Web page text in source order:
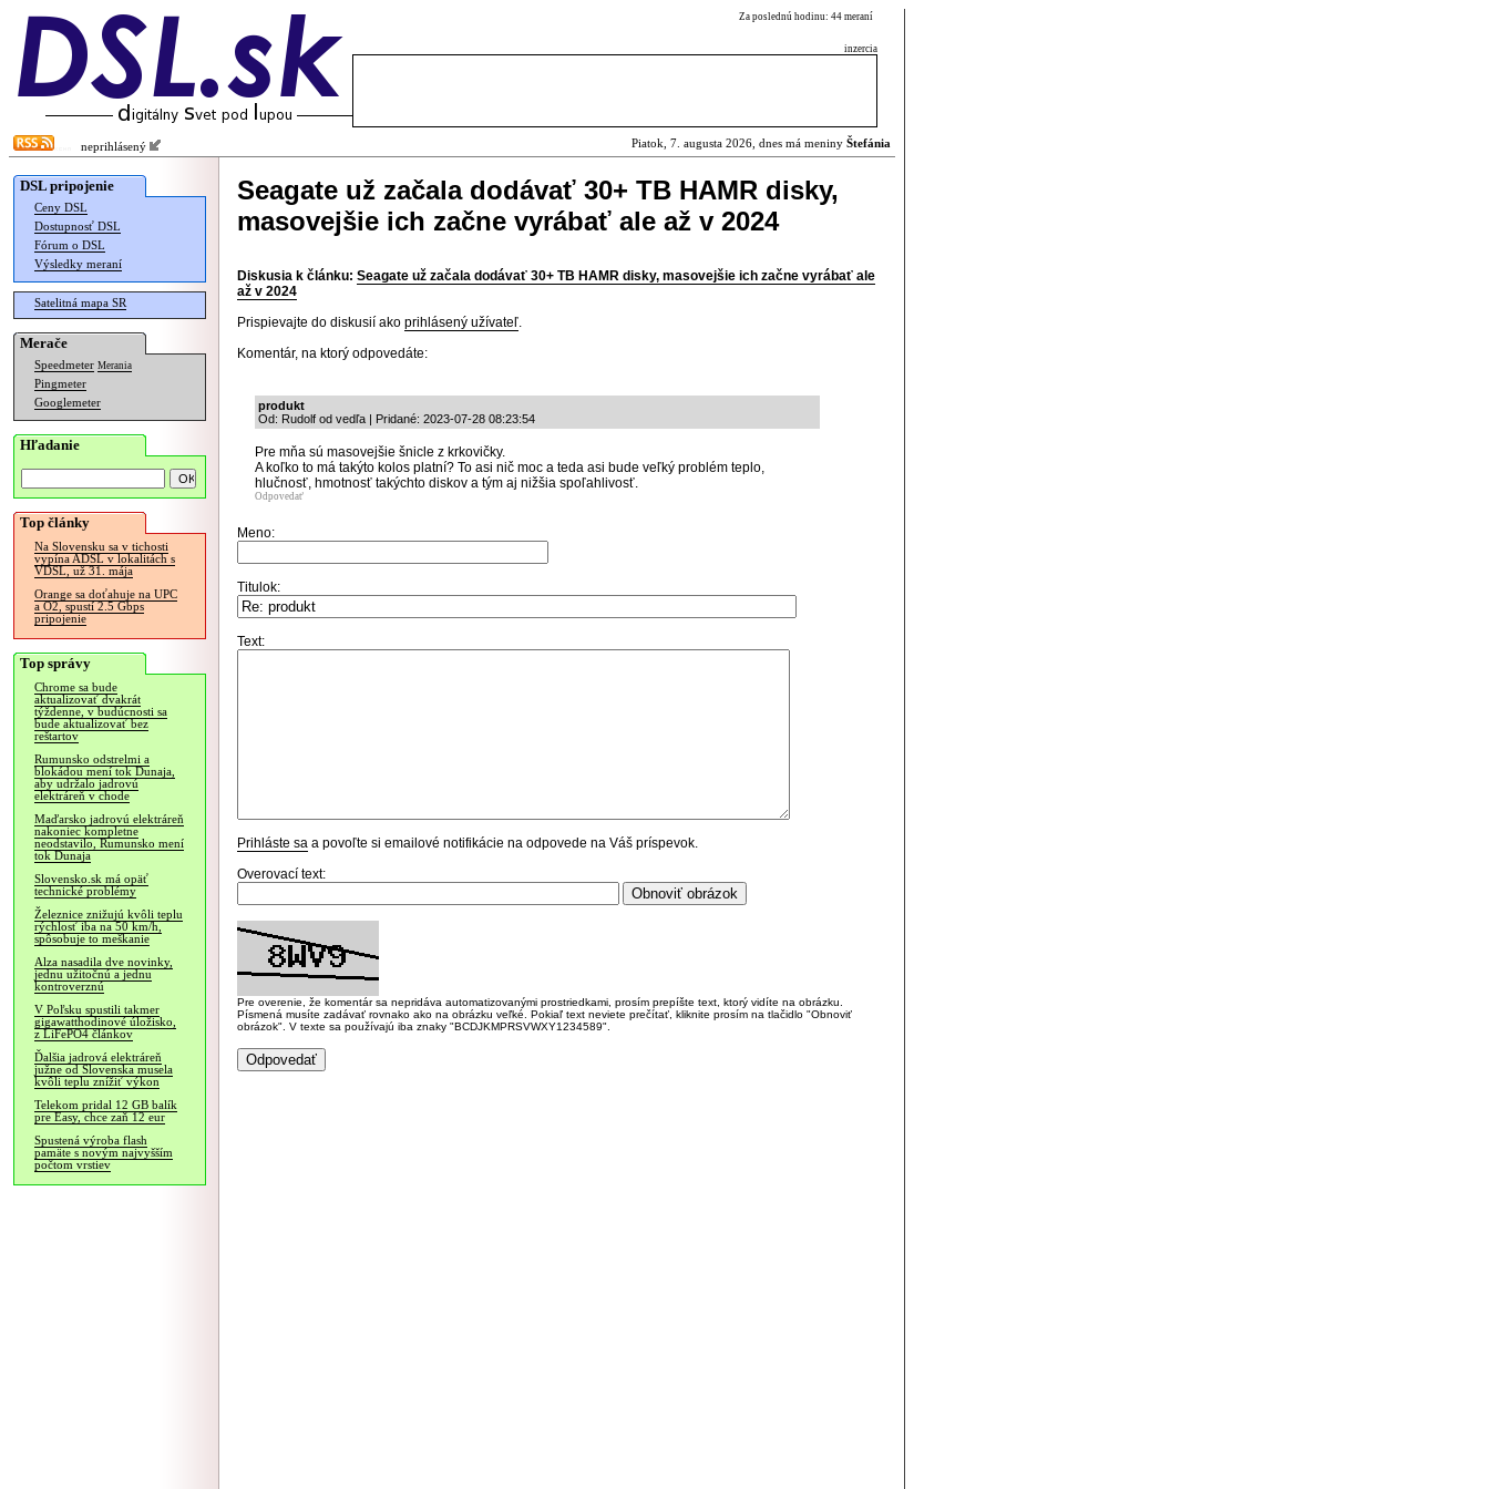
Za poslednú hodinu: 44 meraní
inzercia
neprihlásený Piatok, 7. augusta 2026, dnes má meniny Štefánia
DSL pripojenie
Ceny DSL
Dostupnosť DSL
Fórum o DSL
Výsledky meraní
Satelitná mapa SR
Merače
Speedmeter Merania
Pingmeter
Googlemeter
Hľadanie
Top články
Na Slovensku sa v tichosti
vypína ADSL v lokalitách s
VDSL, už 31. mája
Orange sa doťahuje na UPC
a O2, spustí 2.5 Gbps
pripojenie
Top správy
Chrome sa bude
aktualizovať dvakrát
týždenne, v budúcnosti sa
bude aktualizovať bez
reštartov
Rumunsko odstrelmi a
blokádou mení tok Dunaja,
aby udržalo jadrovú
elektráreň v chode
Maďarsko jadrovú elektráreň
nakoniec kompletne
neodstavilo, Rumunsko mení
tok Dunaja
Slovensko.sk má opäť
technické problémy
Železnice znižujú kvôli teplu
rýchlosť iba na 50 km/h,
spôsobuje to meškanie
Alza nasadila dve novinky,
jednu užitočnú a jednu
kontroverznú
V Poľsku spustili takmer
gigawatthodinové úložisko,
z LiFePO4 článkov
Ďalšia jadrová elektráreň
južne od Slovenska musela
kvôli teplu znížiť výkon
Telekom pridal 12 GB balík
pre Easy, chce zaň 12 eur
Spustená výroba flash
pamäte s novým najvyšším
počtom vrstiev
Seagate už začala dodávať 30+ TB HAMR disky,
masovejšie ich začne vyrábať ale až v 2024
Diskusia k článku: Seagate už začala dodávať 30+ TB HAMR disky, masovejšie ich začne vyrábať ale
až v 2024
Prispievajte do diskusií ako prihlásený užívateľ.
Komentár, na ktorý odpovedáte:
produkt
Od: Rudolf od vedľa | Pridané: 2023-07-28 08:23:54
Pre mňa sú masovejšie šnicle z krkovičky.
A koľko to má takýto kolos platní? To asi nič moc a teda asi bude veľký problém teplo,
hlučnosť, hmotnosť takýchto diskov a tým aj nižšia spoľahlivosť.
Odpovedať
Meno:
Titulok:
Text:
Prihláste sa a povoľte si emailové notifikácie na odpovede na Váš príspevok.
Overovací text:
Pre overenie, že komentár sa nepridáva automatizovanými prostriedkami, prosím prepíšte text, ktorý vidíte na obrázku.
Písmená musíte zadávať rovnako ako na obrázku veľké. Pokiaľ text neviete prečítať, kliknite prosím na tlačidlo "Obnoviť
obrázok". V texte sa používajú iba znaky "BCDJKMPRSVWXY1234589".